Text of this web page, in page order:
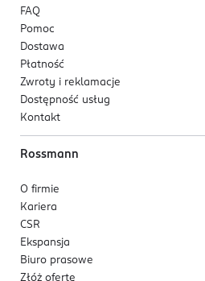
FAQ
Pomoc
Dostawa
Płatność
Zwroty i reklamacje
Dostępność usług
Kontakt
Rossmann
O firmie
Kariera
CSR
Ekspansja
Biuro prasowe
Złóż ofertę